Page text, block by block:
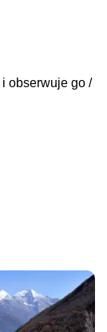
i obserwuje go /